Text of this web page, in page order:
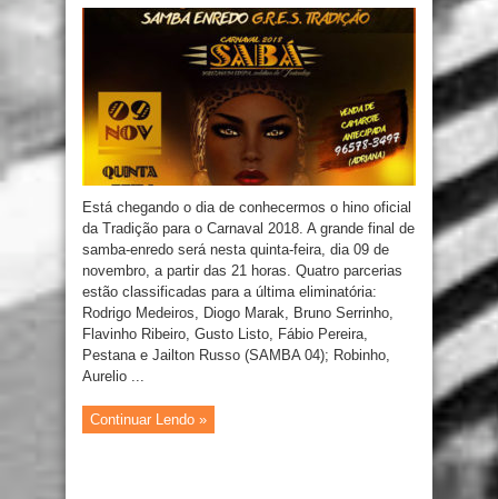
Está chegando o dia de conhecermos o hino oficial
da Tradição para o Carnaval 2018. A grande final de
samba-enredo será nesta quinta-feira, dia 09 de
novembro, a partir das 21 horas. Quatro parcerias
estão classificadas para a última eliminatória:
Rodrigo Medeiros, Diogo Marak, Bruno Serrinho,
Flavinho Ribeiro, Gusto Listo, Fábio Pereira,
Pestana e Jailton Russo (SAMBA 04); Robinho,
Aurelio ...
Continuar Lendo »